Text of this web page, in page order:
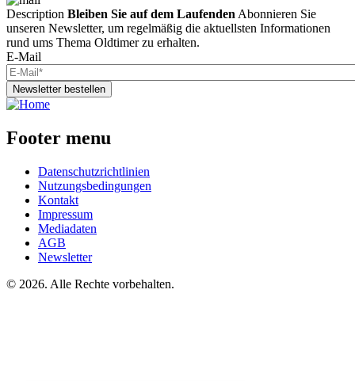
Description Bleiben Sie auf dem Laufenden Abonnieren Sie
unseren Newsletter, um regelmäßig die aktuellsten Informationen
rund ums Thema Oldtimer zu erhalten.
E-Mail
Newsletter bestellen
Footer menu
Datenschutzrichtlinien
Nutzungsbedingungen
Kontakt
Impressum
Mediadaten
AGB
Newsletter
© 2026. Alle Rechte vorbehalten.